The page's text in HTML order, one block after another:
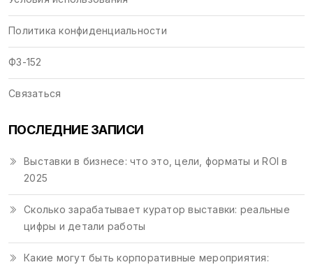
Политика конфиденциальности
ФЗ-152
Связаться
ПОСЛЕДНИЕ ЗАПИСИ
Выставки в бизнесе: что это, цели, форматы и ROI в
2025
Сколько зарабатывает куратор выставки: реальные
цифры и детали работы
Какие могут быть корпоративные мероприятия: